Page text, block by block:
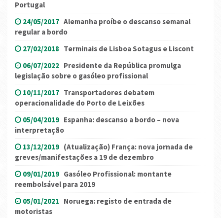
Portugal
24/05/2017 Alemanha proíbe o descanso semanal
regular a bordo
27/02/2018 Terminais de Lisboa Sotagus e Liscont
06/07/2022 Presidente da República promulga
legislação sobre o gasóleo profissional
10/11/2017 Transportadores debatem
operacionalidade do Porto de Leixões
05/04/2019 Espanha: descanso a bordo – nova
interpretação
13/12/2019 (Atualização) França: nova jornada de
greves/manifestações a 19 de dezembro
09/01/2019 Gasóleo Profissional: montante
reembolsável para 2019
05/01/2021 Noruega: registo de entrada de
motoristas